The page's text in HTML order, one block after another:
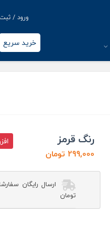
ورود /
خرید سریع
رنگ قرمز
299,000 تومان
تومان